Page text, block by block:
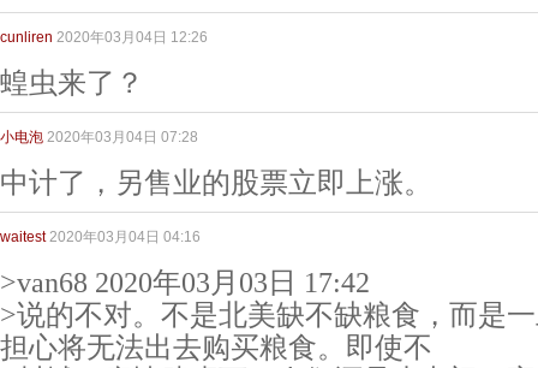
cunliren 2020年03月04日 12:26
蝗虫来了？
小电泡 2020年03月04日 07:28
中计了，另售业的股票立即上涨。
waitest 2020年03月04日 04:16
>van68 2020年03月03日 17:42
>说的不对。不是北美缺不缺粮食，而是
担心将无法出去购买粮食。即使不